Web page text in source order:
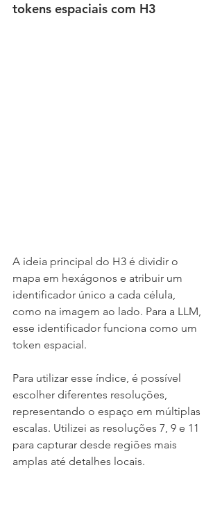
tokens espaciais com H3
A ideia principal do H3 é dividir o
mapa em hexágonos e atribuir um
identificador único a cada célula,
como na imagem ao lado. Para a LLM,
esse identificador funciona como um
token espacial.
Para utilizar esse índice, é possível
escolher diferentes resoluções,
representando o espaço em múltiplas
escalas. Utilizei as resoluções 7, 9 e 11
para capturar desde regiões mais
amplas até detalhes locais.